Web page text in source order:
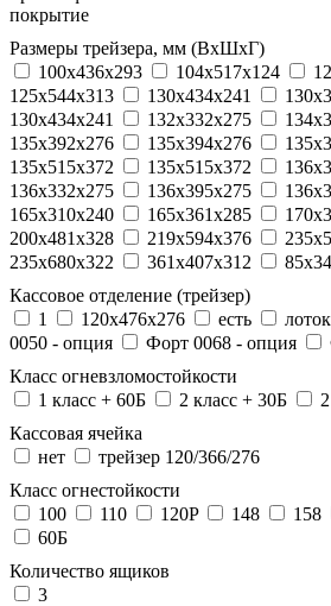
покрытие
Размеры трейзера, мм (ВхШхГ)
100x436x293
104х517х124
125x544x313
130x434x241
130х434х241
132x332x275
135x392x276
135x394x276
135x515x372
135х515х372
136x332x275
136x395x275
165x310x240
165x361x285
200x481x328
219x594x376
235x680x322
361x407x312
Кассовое отделение (трейзер)
1
120х476х276 есть лоток
0050 - опция
Форт 0068 - опция
Класс огневзломостойкости
1 класс + 60Б
2 класс + 30Б
Кассовая ячейка
нет
трейзер 120/366/276
Класс огнестойкости
100
110 120P 148 158
60Б
Количество ящиков
3